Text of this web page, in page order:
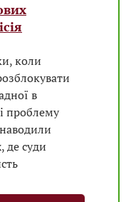
коли
в
проблему
де суди